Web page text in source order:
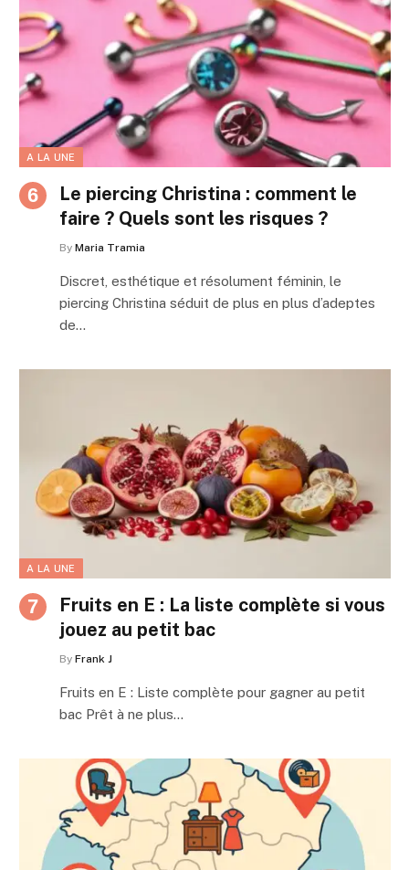
A LA UNE
Le piercing Christina : comment le
faire ? Quels sont les risques ?
By Maria Tramia
Discret, esthétique et résolument féminin, le
piercing Christina séduit de plus en plus d’adeptes
de…
A LA UNE
Fruits en E : La liste complète si vous
jouez au petit bac
By Frank J
Fruits en E : Liste complète pour gagner au petit
bac Prêt à ne plus…